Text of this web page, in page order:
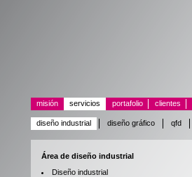
misión servicios
diseño industrial diseño gráfico qfd
portafolio clientes
Área de diseño industrial
Diseño industrial